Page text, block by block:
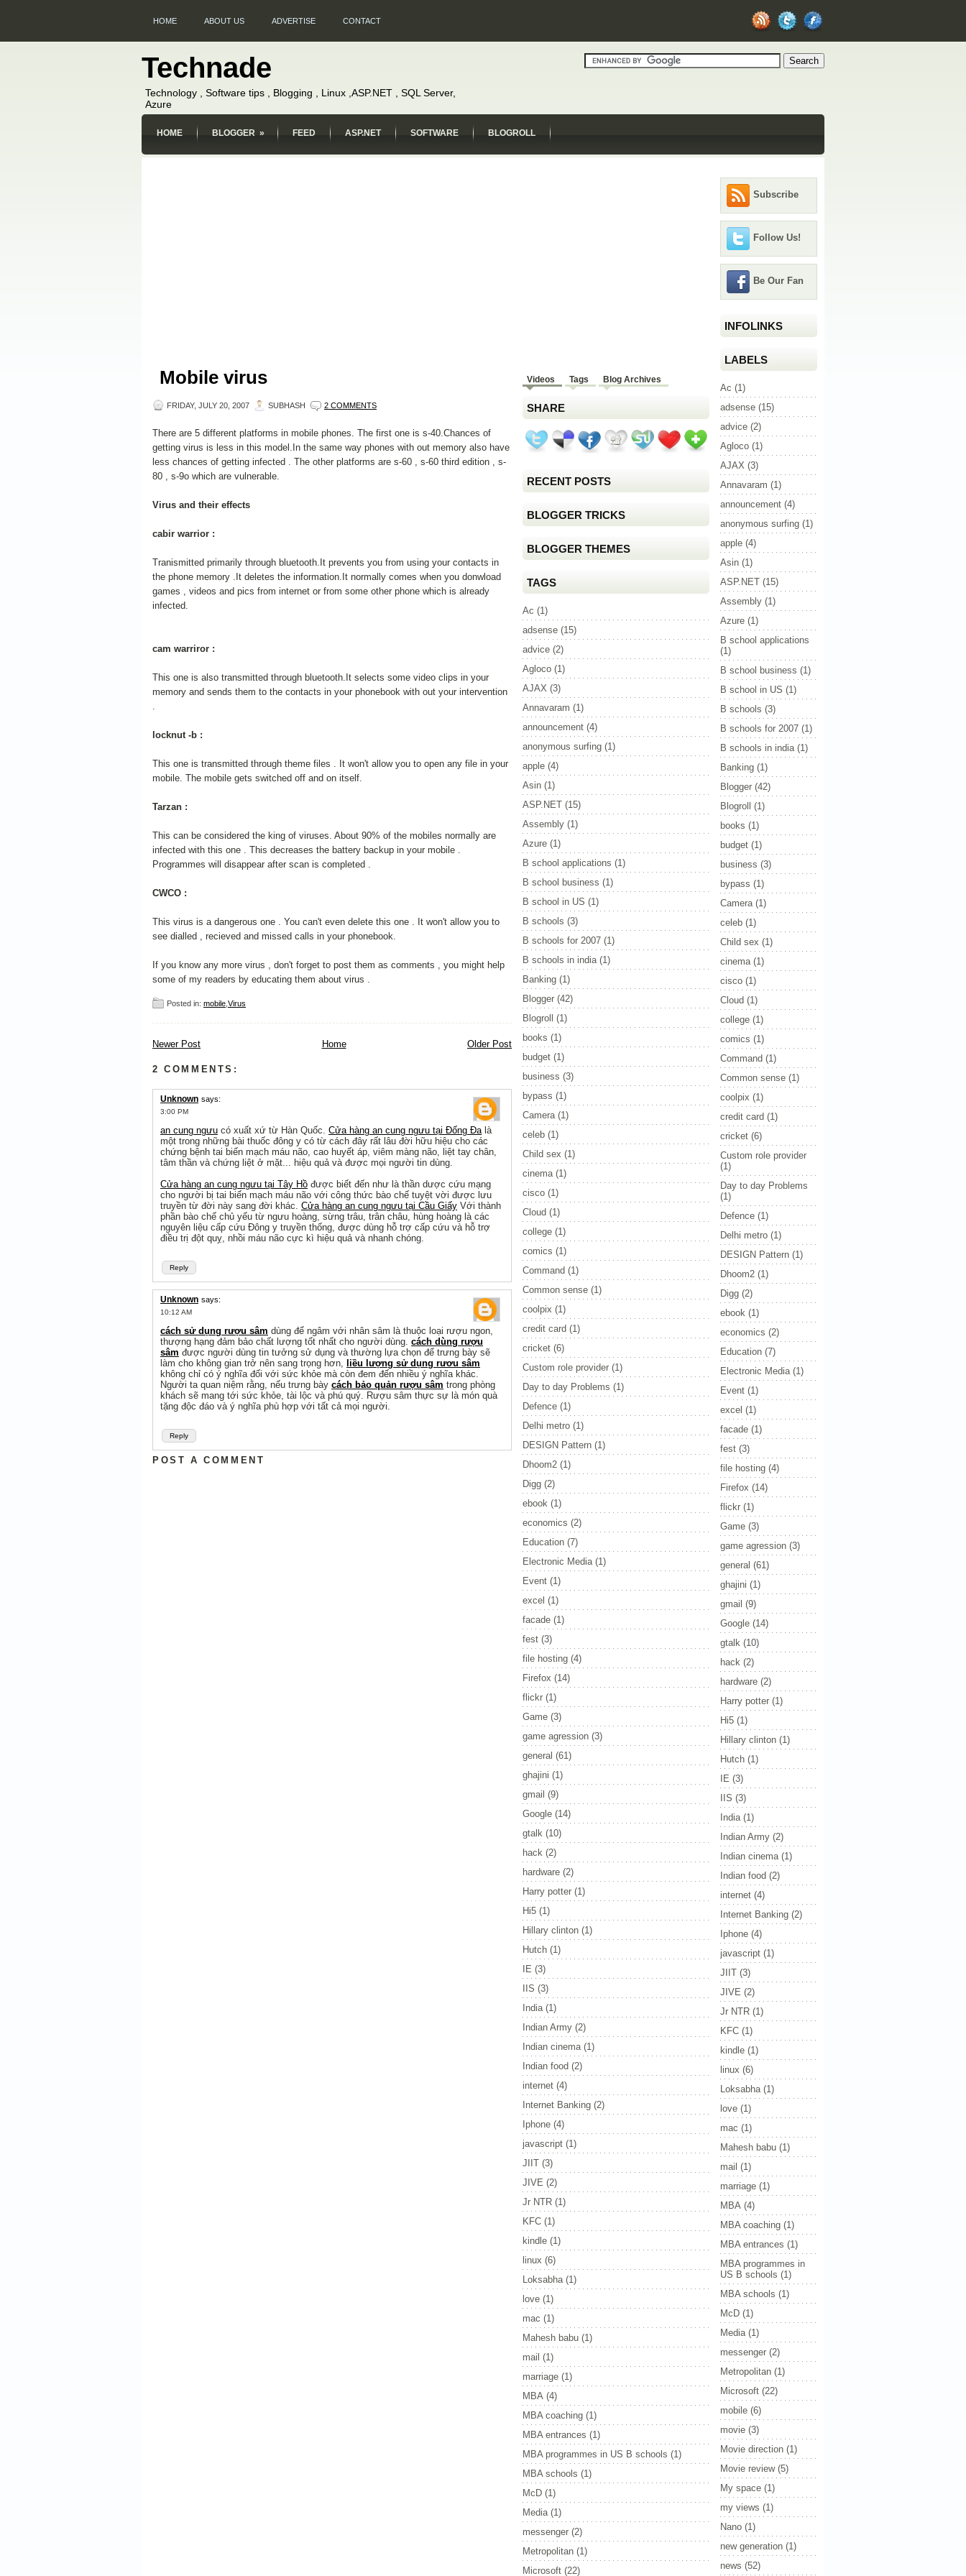
HOME ABOUT US ADVERTISE CONTACT
Technade
Technology , Software tips , Blogging , Linux ,ASP.NET , SQL Server,
Azure
HOME BLOGGER » FEED ASP.NET SOFTWARE BLOGROLL
Mobile virus
FRIDAY, JULY 20, 2007 SUBHASH 2 COMMENTS
There are 5 different platforms in mobile phones. The first one is s-40.Chances of
getting virus is less in this model.In the same way phones with out memory also have
less chances of getting infected . The other platforms are s-60 , s-60 third edition , s-
80 , s-9o which are vulnerable.
Virus and their effects
cabir warrior :
Tranismitted primarily through bluetooth.It prevents you from using your contacts in
the phone memory .It deletes the information.It normally comes when you donwload
games , videos and pics from internet or from some other phone which is already
infected.
cam warriror :
This one is also transmitted through bluetooth.It selects some video clips in your
memory and sends them to the contacts in your phonebook with out your intervention
.
locknut -b :
This one is transmitted through theme files . It won't allow you to open any file in your
mobile. The mobile gets switched off and on itself.
Tarzan :
This can be considered the king of viruses. About 90% of the mobiles normally are
infected with this one . This decreases the battery backup in your mobile .
Programmes will disappear after scan is completed .
CWCO :
This virus is a dangerous one . You can't even delete this one . It won't allow you to
see dialled , recieved and missed calls in your phonebook.
If you know any more virus , don't forget to post them as comments , you might help
some of my readers by educating them about virus .
Posted in: mobile Virus
Newer Post Older Post
Home
2 COMMENTS:
Unknown says:
3:00 PM
Reply
an cung ngưu có xuất xứ từ Hàn Quốc. Cửa hàng an cung ngưu tại Đống Đalà
một trong những bài thuốc đông y có từ cách đây rất lâu đời hữu hiệu cho các
chứng bệnh tai biến mạch máu não, cao huyết áp, viêm màng não, liệt tay chân,
tâm thần và chứng liệt ở mặt... hiệu quả và được mọi người tin dùng.
Cửa hàng an cung ngưu tại Tây Hồ được biết đến như là thần dược cứu mạng
cho người bị tai biến mạch máu não với công thức bào chế tuyệt vời được lưu
truyền từ đời này sang đời khác. Cửa hàng an cung ngưu tại Cầu Giấy Với thành
phần bào chế chủ yếu từ ngưu hoàng, sừng trâu, trân châu, hùng hoàng là các
nguyên liệu cấp cứu Đông y truyền thống, được dùng hỗ trợ cấp cứu và hỗ trợ
điều trị đột quỵ, nhồi máu não cực kì hiệu quả và nhanh chóng.
Unknown says:
10:12 AM
Reply
cách sử dụng rượu sâm dùng để ngâm với nhân sâm là thuộc loại rượu ngon,
thượng hạng đảm bảo chất lượng tốt nhất cho người dùng. cách dùng rượu
sâm được người dùng tin tưởng sử dụng và thường lựa chọn để trưng bày sẽ
làm cho không gian trở nên sang trọng hơn, liều lượng sử dụng rươu sâm
không chỉ có ý nghĩa đối với sức khỏe mà còn đem đến nhiều ý nghĩa khác.
Người ta quan niệm rằng, nếu trưng bày cách bảo quản rượu sâm trong phòng
khách sẽ mang tới sức khỏe, tài lộc và phú quý. Rượu sâm thực sự là món quà
tặng độc đáo và ý nghĩa phù hợp với tất cả mọi người.
POST A COMMENT
Videos Tags Blog Archives
SHARE
RECENT POSTS
BLOGGER TRICKS
BLOGGER THEMES
TAGS
Ac (1)
adsense (15)
advice (2)
Agloco (1)
AJAX (3)
Annavaram (1)
announcement (4)
anonymous surfing (1)
apple (4)
Asin (1)
ASP.NET (15)
Assembly (1)
Azure (1)
B school applications (1)
B school business (1)
B school in US (1)
B schools (3)
B schools for 2007 (1)
B schools in india (1)
Banking (1)
Blogger (42)
Blogroll
(1)
books (1)
budget (1)
business (3)
bypass (1)
Camera (1)
celeb (1)
Child sex (1)
cinema (1)
cisco (1)
Cloud (1)
college (1)
comics (1)
Command (1)
Common sense (1)
coolpix (1)
credit card (1)
cricket (6)
Custom role provider (1)
Day to day Problems (1)
Defence (1)
Delhi metro (1)
DESIGN Pattern (1)
Dhoom2 (1)
Digg (2)
ebook (1)
economics (2)
Education (7)
Electronic Media (1)
Event (1)
excel (1)
facade (1)
fest (3)
file hosting (4)
Firefox (14)
flickr (1)
Game (3)
game agression (3)
general (61)
ghajini (1)
gmail (9)
Google (14)
gtalk (10)
hack (2)
hardware (2)
Harry potter (1)
Hi5 (1)
Hillary clinton (1)
Hutch (1)
IE (3)
IIS (3)
India (1)
Indian Army (2)
Indian cinema (1)
Indian food (2)
internet (4)
Internet Banking (2)
Iphone (4)
javascript (1)
JIIT (3)
JIVE (2)
Jr NTR (1)
KFC (1)
kindle (1)
linux (6)
Loksabha (1)
love (1)
mac (1)
Mahesh babu (1)
mail (1)
marriage (1)
MBA (4)
MBA coaching (1)
MBA entrances (1)
MBA programmes in US B schools (1)
MBA schools (1)
McD (1)
Media (1)
messenger (2)
Metropolitan (1)
Microsoft (22)
Subscribe
Follow Us!
Be Our Fan
INFOLINKS
LABELS
Ac (1)
adsense (15)
advice (2)
Agloco (1)
AJAX (3)
Annavaram (1)
announcement (4)
anonymous surfing (1)
apple (4)
Asin (1)
ASP.NET (15)
Assembly (1)
Azure (1)
B school applications
(1)
B school business (1)
B school in US (1)
B schools (3)
B schools for 2007 (1)
B schools in india (1)
Banking (1)
Blogger (42)
Blogroll
(1)
books (1)
budget (1)
business (3)
bypass (1)
Camera (1)
celeb (1)
Child sex (1)
cinema (1)
cisco (1)
Cloud (1)
college (1)
comics (1)
Command (1)
Common sense (1)
coolpix (1)
credit card (1)
cricket (6)
Custom role provider
(1)
Day to day Problems
(1)
Defence (1)
Delhi metro (1)
DESIGN Pattern (1)
Dhoom2 (1)
Digg (2)
ebook (1)
economics (2)
Education (7)
Electronic Media (1)
Event (1)
excel (1)
facade (1)
fest (3)
file hosting (4)
Firefox (14)
flickr (1)
Game (3)
game agression (3)
general (61)
ghajini (1)
gmail (9)
Google (14)
gtalk (10)
hack (2)
hardware (2)
Harry potter (1)
Hi5 (1)
Hillary clinton (1)
Hutch (1)
IE (3)
IIS (3)
India (1)
Indian Army (2)
Indian cinema (1)
Indian food (2)
internet (4)
Internet Banking (2)
Iphone (4)
javascript (1)
JIIT (3)
JIVE (2)
Jr NTR (1)
KFC (1)
kindle (1)
linux (6)
Loksabha (1)
love (1)
mac (1)
Mahesh babu (1)
mail (1)
marriage (1)
MBA (4)
MBA coaching (1)
MBA entrances (1)
MBA programmes in
US B schools (1)
MBA schools (1)
McD (1)
Media (1)
messenger (2)
Metropolitan (1)
Microsoft (22)
mobile (6)
movie (3)
Movie direction (1)
Movie review (5)
My space (1)
my views (1)
Nano (1)
new generation (1)
news (52)